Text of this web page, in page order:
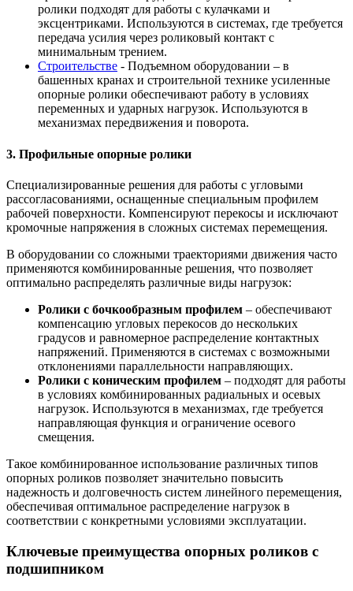
ролики подходят для работы с кулачками и
эксцентриками. Используются в системах, где требуется
передача усилия через роликовый контакт с
минимальным трением.
Строительстве - Подъемном оборудовании – в
башенных кранах и строительной технике усиленные
опорные ролики обеспечивают работу в условиях
переменных и ударных нагрузок. Используются в
механизмах передвижения и поворота.
3. Профильные опорные ролики
Специализированные решения для работы с угловыми
рассогласованиями, оснащенные специальным профилем
рабочей поверхности. Компенсируют перекосы и исключают
кромочные напряжения в сложных системах перемещения.
В оборудовании со сложными траекториями движения часто
применяются комбинированные решения, что позволяет
оптимально распределять различные виды нагрузок:
Ролики с бочкообразным профилем – обеспечивают
компенсацию угловых перекосов до нескольких
градусов и равномерное распределение контактных
напряжений. Применяются в системах с возможными
отклонениями параллельности направляющих.
Ролики с коническим профилем – подходят для работы
в условиях комбинированных радиальных и осевых
нагрузок. Используются в механизмах, где требуется
направляющая функция и ограничение осевого
смещения.
Такое комбинированное использование различных типов
опорных роликов позволяет значительно повысить
надежность и долговечность систем линейного перемещения,
обеспечивая оптимальное распределение нагрузок в
соответствии с конкретными условиями эксплуатации.
Ключевые преимущества опорных роликов с
подшипником